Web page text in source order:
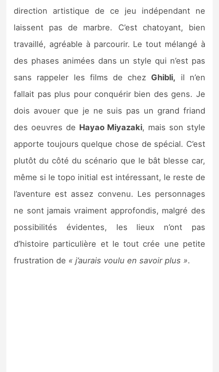
direction artistique de ce jeu indépendant ne
laissent pas de marbre. C’est chatoyant, bien
travaillé, agréable à parcourir. Le tout mélangé à
des phases animées dans un style qui n’est pas
sans rappeler les films de chez Ghibli, il n’en
fallait pas plus pour conquérir bien des gens. Je
dois avouer que je ne suis pas un grand friand
des oeuvres de Hayao Miyazaki, mais son style
apporte toujours quelque chose de spécial. C’est
plutôt du côté du scénario que le bât blesse car,
même si le topo initial est intéressant, le reste de
l’aventure est assez convenu. Les personnages
ne sont jamais vraiment approfondis, malgré des
possibilités évidentes, les lieux n’ont pas
d’histoire particulière et le tout crée une petite
frustration de « j’aurais voulu en savoir plus ».